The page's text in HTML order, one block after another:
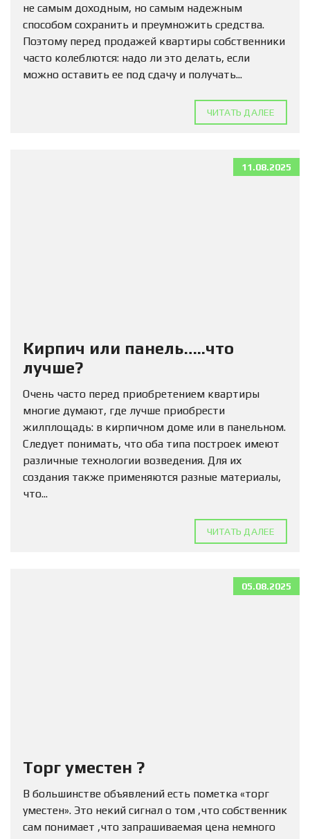
не самым доходным, но самым надежным
способом сохранить и преумножить средства.
Поэтому перед продажей квартиры собственники
часто колеблются: надо ли это делать, если
можно оставить ее под сдачу и получать...
ЧИТАТЬ ДАЛЕЕ
11.08.2025
Кирпич или панель…..что
лучше?
Очень часто перед приобретением квартиры
многие думают, где лучше приобрести
жилплощадь: в кирпичном доме или в панельном.
Следует понимать, что оба типа построек имеют
различные технологии возведения. Для их
создания также применяются разные материалы,
что...
ЧИТАТЬ ДАЛЕЕ
05.08.2025
Торг уместен ?
В большинстве объявлений есть пометка «торг
уместен». Это некий сигнал о том ,что собственник
сам понимает ,что запрашиваемая цена немного